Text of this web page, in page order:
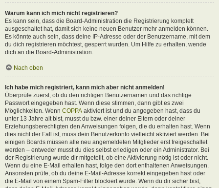
Warum kann ich mich nicht registrieren?
Es kann sein, dass die Board-Administration die Registrierung komplett
ausgeschaltet hat, damit sich keine neuen Benutzer mehr anmelden können.
Es könnte auch sein, dass deine IP-Adresse oder der Benutzername, mit dem
du dich registrieren möchtest, gesperrt wurden. Um Hilfe zu erhalten, wende
dich an die Board-Administration.
Nach oben
Ich habe mich registriert, kann mich aber nicht anmelden!
Überprüfe zuerst, ob du den richtigen Benutzernamen und das richtige
Passwort eingegeben hast. Wenn diese stimmen, dann gibt es zwei
Möglichkeiten. Wenn COPPA aktiviert ist und du angegeben hast, dass du
unter 13 Jahre alt bist, musst du bzw. einer deiner Eltern oder deiner
Erziehungsberechtigten den Anweisungen folgen, die du erhalten hast. Wenn
dies nicht der Fall ist, muss dein Benutzerkonto vielleicht aktiviert werden. Bei
einigen Boards müssen alle neu angemeldeten Mitglieder erst freigeschaltet
werden – entweder musst du dies selbst erledigen oder ein Administrator. Bei
der Registrierung wurde dir mitgeteilt, ob eine Aktivierung nötig ist oder nicht.
Wenn du eine E-Mail erhalten hast, folge den dort enthaltenen Anweisungen.
Ansonsten prüfe, ob du deine E-Mail-Adresse korrekt eingegeben hast oder
die E-Mail von einem Spam-Filter blockiert wurde. Wenn du dir sicher bist,